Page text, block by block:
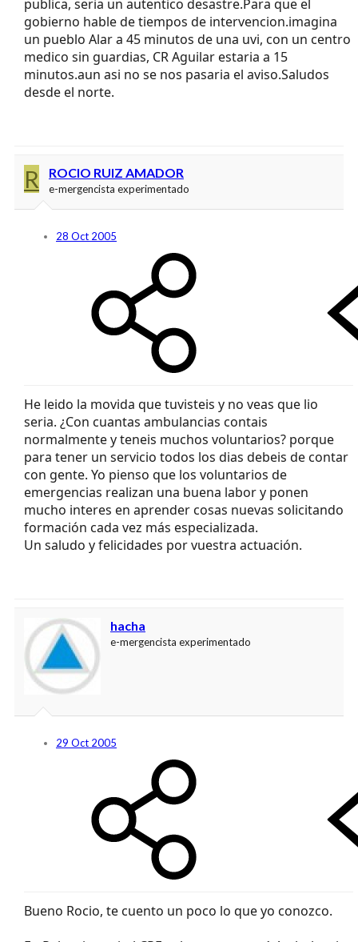
publica, seria un autentico desastre.Para que el
gobierno hable de tiempos de intervencion.imagina
un pueblo Alar a 45 minutos de una uvi, con un centro
medico sin guardias, CR Aguilar estaria a 15
minutos.aun asi no se nos pasaria el aviso.Saludos
desde el norte.
R ROCIO RUIZ AMADOR
e-mergencista experimentado
28 Oct 2005
He leido la movida que tuvisteis y no veas que lio
seria. ¿Con cuantas ambulancias contais
normalmente y teneis muchos voluntarios? porque
para tener un servicio todos los dias debeis de contar
con gente. Yo pienso que los voluntarios de
emergencias realizan una buena labor y ponen
mucho interes en aprender cosas nuevas solicitando
formación cada vez más especializada.
Un saludo y felicidades por vuestra actuación.
hacha
e-mergencista experimentado
29 Oct 2005
Bueno Rocio, te cuento un poco lo que yo conozco.